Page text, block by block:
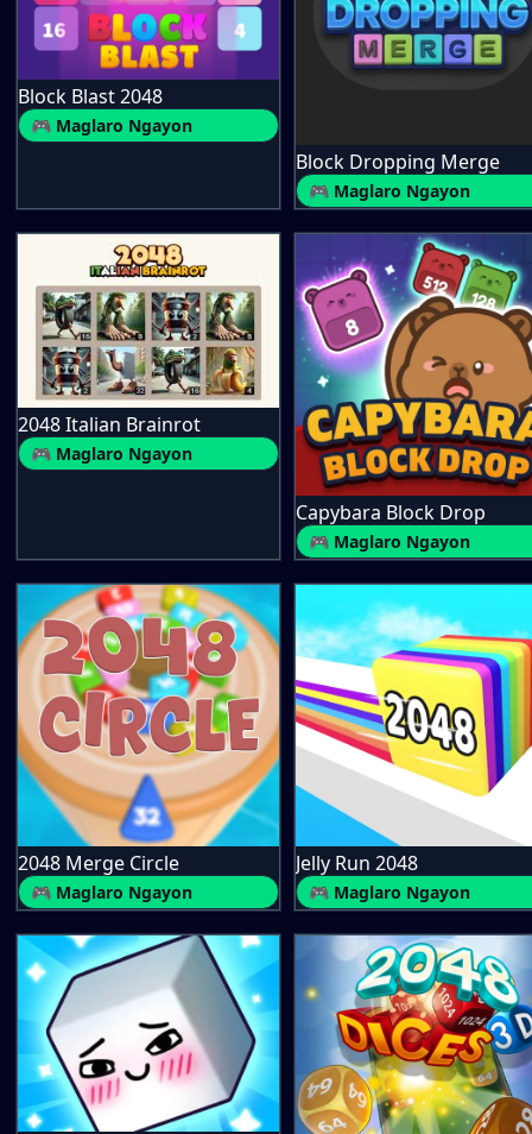
Block Blast 2048
🎮 Maglaro Ngayon
Block Dropping Merge
🎮 Maglaro Ngayon
2048 Italian Brainrot
🎮 Maglaro Ngayon
Capybara Block Drop
🎮 Maglaro Ngayon
2048 Merge Circle
🎮 Maglaro Ngayon
Jelly Run 2048
🎮 Maglaro Ngayon